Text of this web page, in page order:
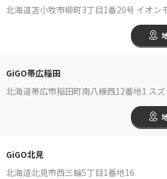
北海道苫小牧市柳町3丁目1番20号 イオン
GiGO帯広稲田
北海道帯広市稲田町南八線西12番地1 ス
GiGO北見
北海道北見市西三輪5丁目1番地16